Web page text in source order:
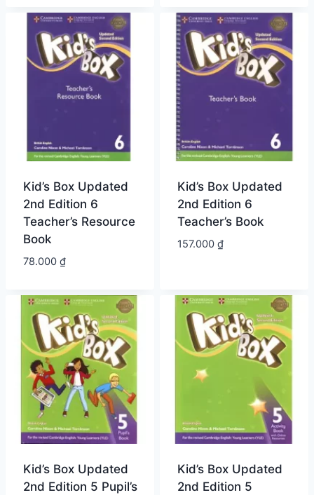
Kid’s Box Updated
2nd Edition 6
Teacher’s Resource
Book
78.000 ₫
Kid’s Box Updated
2nd Edition 6
Teacher’s Book
157.000 ₫
Kid’s Box Updated
2nd Edition 5 Pupil’s
Kid’s Box Updated
2nd Edition 5